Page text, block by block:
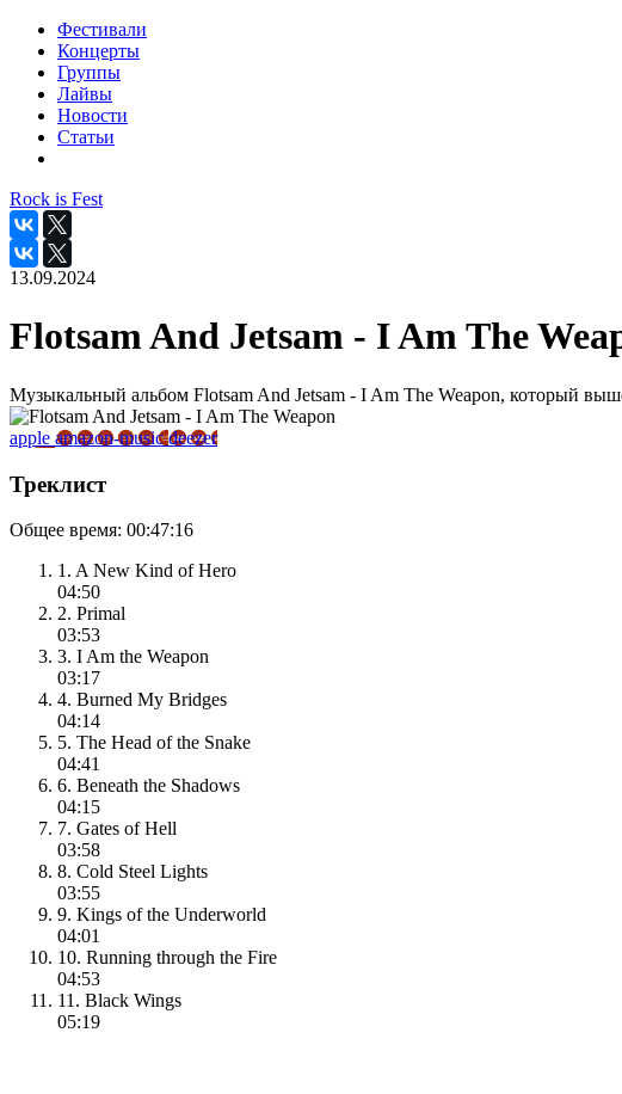
Фестивали
Концерты
Группы
Лайвы
Новости
Статьи
Rock is Fest
13.09.2024
Flotsam And Jetsam - I Am The
Музыкальный альбом Flotsam And Jetsam - I Am The Weapon, который
apple amazon-musicdeezer
Треклист
Общее время: 00:47:16
1. A New Kind of Hero
04:50
2. Primal
03:53
3. I Am the Weapon
03:17
4. Burned My Bridges
04:14
5. The Head of the Snake
04:41
6. Beneath the Shadows
04:15
7. Gates of Hell
03:58
8. Cold Steel Lights
03:55
9. Kings of the Underworld
04:01
10. Running through the Fire
04:53
11. Black Wings
05:19